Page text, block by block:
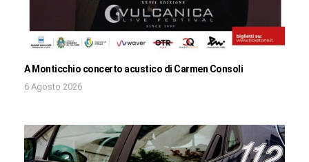
A Monticchio concerto acustico di Carmen Consoli
6 Agosto 2026